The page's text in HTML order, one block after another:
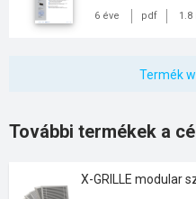
6 éve pdf 1.8
Termék
További termékek a
X-GRILLE modular